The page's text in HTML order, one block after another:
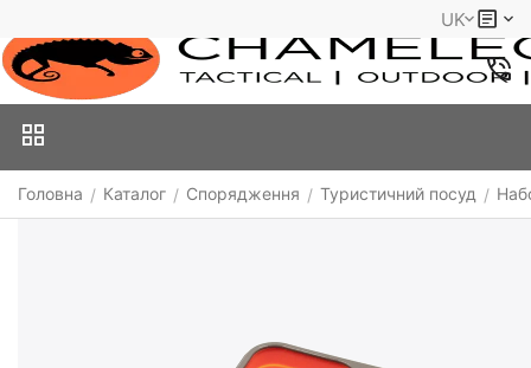
UK
Головна / Каталог / Спорядження / Туристичний посуд /